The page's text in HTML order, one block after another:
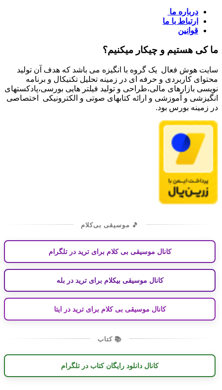
درباره ما
ارتباط با ما
قوانین
ما کی هستیم و چیکار میکنیم؟
سایت هوش فعال یک گروه با انگیزه می باشد که هدف آن تولید
محتوای کاربردی و حرفه ای در زمینه تحلیل تکنیکال و برنامه
نویسی بازارهای مالی،طراحی و تولید فیلتر هایی بورسی،پادکستهای
انگیزشی و آموزشی و ارائه کتابهای صوتی و الکترونیکی اختصاصی
در زمینه بورس بود.
🎵 موسیقی بی‌کلام
کانال موسیقی بی کلام برای ترید در تلگرام
کانال موسیقی بیکلام برای ترید در بله
کانال موسیقی بی کلام برای ترید در ایتا
📚 کتاب
کانال دانلود رایگان کتاب در تلگرام